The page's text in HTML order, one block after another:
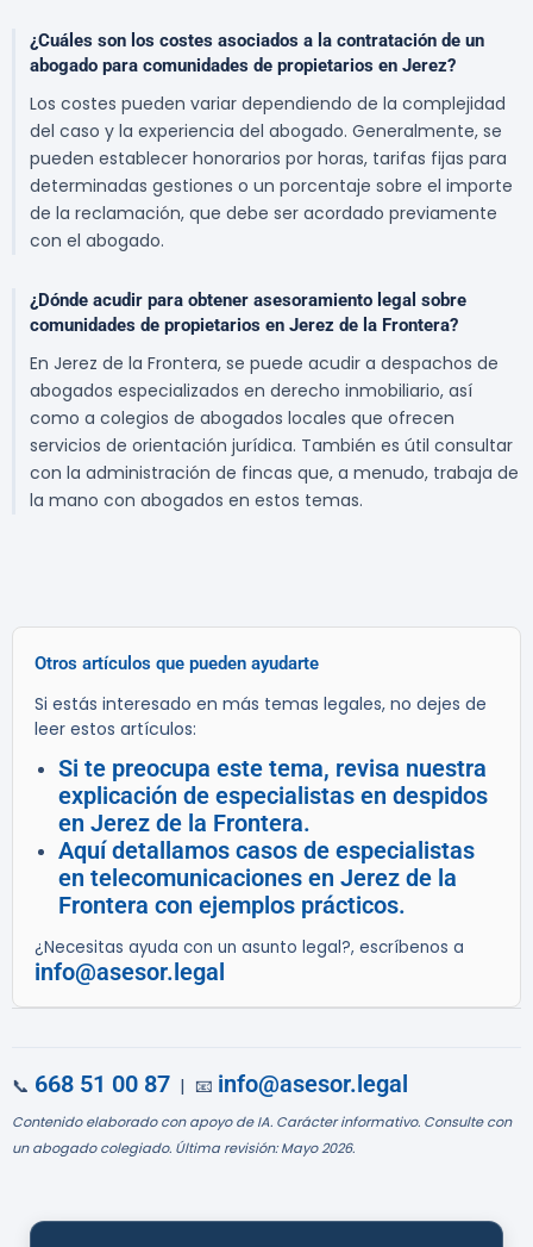
¿Cuáles son los costes asociados a la contratación de un
abogado para comunidades de propietarios en Jerez?
Los costes pueden variar dependiendo de la complejidad
del caso y la experiencia del abogado. Generalmente, se
pueden establecer honorarios por horas, tarifas fijas para
determinadas gestiones o un porcentaje sobre el importe
de la reclamación, que debe ser acordado previamente
con el abogado.
¿Dónde acudir para obtener asesoramiento legal sobre
comunidades de propietarios en Jerez de la Frontera?
En Jerez de la Frontera, se puede acudir a despachos de
abogados especializados en derecho inmobiliario, así
como a colegios de abogados locales que ofrecen
servicios de orientación jurídica. También es útil consultar
con la administración de fincas que, a menudo, trabaja de
la mano con abogados en estos temas.
Otros artículos que pueden ayudarte
Si estás interesado en más temas legales, no dejes de
leer estos artículos:
Si te preocupa este tema, revisa nuestra
explicación de especialistas en despidos
en Jerez de la Frontera.
Aquí detallamos casos de especialistas
en telecomunicaciones en Jerez de la
Frontera con ejemplos prácticos.
¿Necesitas ayuda con un asunto legal?, escríbenos a
info@asesor.legal
📞 668 51 00 87 | 📧 info@asesor.legal
Contenido elaborado con apoyo de IA. Carácter informativo. Consulte con
un abogado colegiado. Última revisión: Mayo 2026.